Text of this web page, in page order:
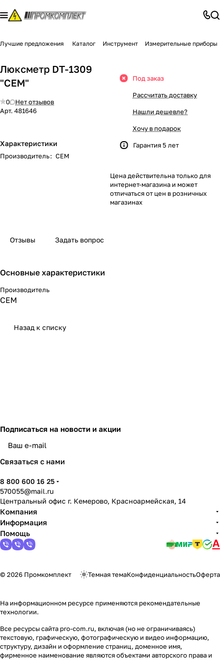
Лучшие предложения Каталог Инструмент Измерительные приборы
Люксметр DT-1309
"СЕМ"
0
Нет отзывов
Арт. 481646
Характеристики
Производитель: СЕМ
Под заказ
Рассчитать доставку
Нашли дешевле?
Хочу в подарок
Гарантия 5 лет
Цена действительна только для
интернет-магазина и может
отличаться от цен в розничных
магазинах
Отзывы Задать вопрос
Основные характеристики
Производитель
СЕМ
Назад к списку
Подписаться на новости и акции
Связаться с нами
8 800 600 16 25
570055@mail.ru
Центральный офис г. Кемерово, Красноармейская, 14
Компания
Информация
Помощь
© 2026 Промкомплект Темная темаКонфиденциальностьОферта
На информационном ресурсе применяются рекомендательные
технологии.
Все ресурсы сайта pro-com.ru, включая (но не ограничиваясь)
текстовую, графическую, фотографическую и видео информацию,
структуру, дизайн и оформление страниц, доменное имя,
фирменное наименование являются объектами авторского права и